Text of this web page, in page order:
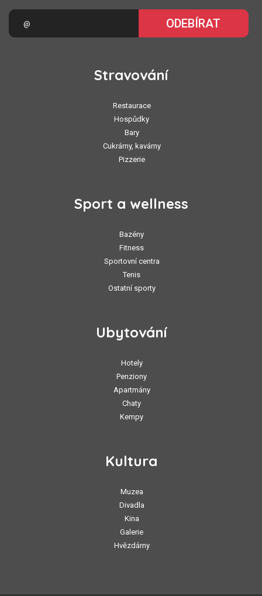
ODEBÍRAT
Stravování
Restaurace
Hospůdky
Bary
Cukrárny, kavárny
Pizzerie
Sport a wellness
Bazény
Fitness
Sportovní centra
Tenis
Ostatní sporty
Ubytování
Hotely
Penziony
Apartmány
Chaty
Kempy
Kultura
Muzea
Divadla
Kina
Galerie
Hvězdárny